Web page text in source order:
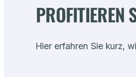
PROFITIEREN
Hier erfahren Sie kurz,